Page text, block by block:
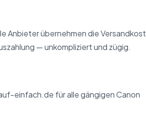
Anbieter übernehmen die
— unkompliziert und zügig.
einfach.de für alle gängigen Canon